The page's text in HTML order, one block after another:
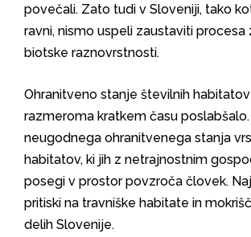
povečali. Zato tudi v Sloveniji, tako
ravni, nismo uspeli zaustaviti procesa
biotske raznovrstnosti.
Ohranitveno stanje številnih
razmeroma kratkem času
neugodnega ohranitvenega stanja
habitatov, ki jih z netrajnostnim
posegi v prostor povzroča človek.
pritiski na travniške habitate in
delih Slovenije.